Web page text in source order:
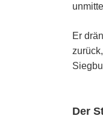
Er
Der